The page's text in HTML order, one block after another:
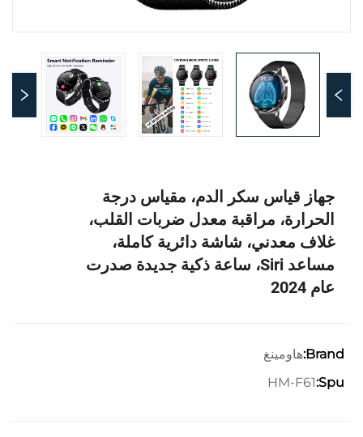
جهاز قياس سكر الدم، مقياس درجة
الحرارة، مراقبة معدل ضربات القلب،
غلاف معدني، شاشة دائرية كاملة،
مساعد Siri، ساعة ذكية جديدة صدرت
عام 2024
Brand:هاومينغ
Spu:
HM-F61